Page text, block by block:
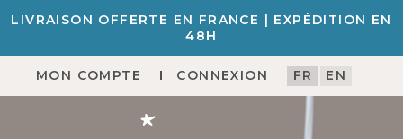
LIVRAISON OFFERTE EN FRANCE | EXPÉDITION EN
48H
MON COMPTE CONNEXION FR EN